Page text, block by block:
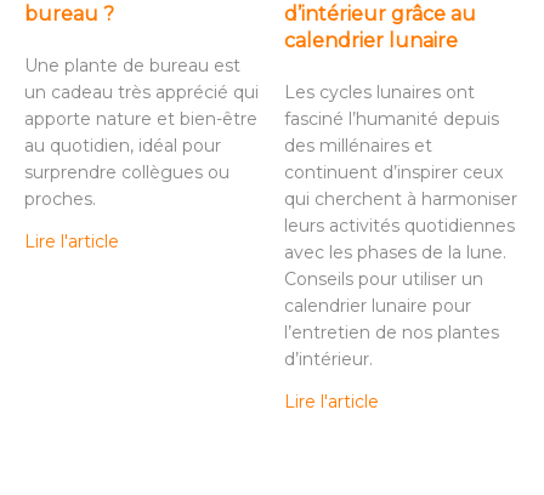
bureau ?
Une plante de bureau est
un cadeau très apprécié qui
apporte nature et bien-être
au quotidien, idéal pour
surprendre collègues ou
proches.
Lire l'article
d’intérieur grâce au
calendrier lunaire
Les cycles lunaires ont
fasciné l’humanité depuis
des millénaires et
continuent d’inspirer ceux
qui cherchent à harmoniser
leurs activités quotidiennes
avec les phases de la lune.
Conseils pour utiliser un
calendrier lunaire pour
l’entretien de nos plantes
d’intérieur.
Lire l'article